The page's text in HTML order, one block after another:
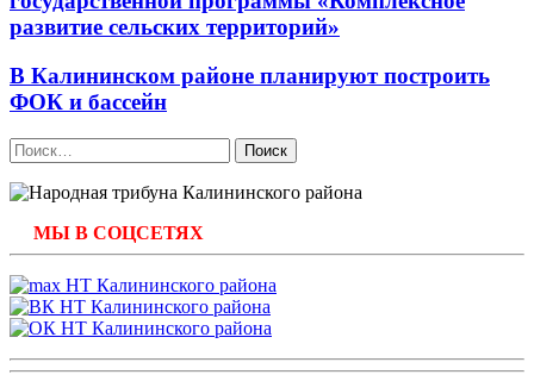
развитие сельских территорий»
В Калининском районе планируют построить
ФОК и бассейн
Найти:
МЫ В СОЦСЕТЯХ